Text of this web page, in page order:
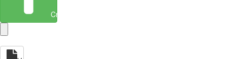
Crear entidad